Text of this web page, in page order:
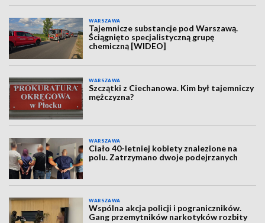
WARSZAWA
Tajemnicze substancje pod Warszawą.
Ściągnięto specjalistyczną grupę
chemiczną [WIDEO]
WARSZAWA
Szczątki z Ciechanowa. Kim był tajemniczy
mężczyzna?
WARSZAWA
Ciało 40-letniej kobiety znalezione na
polu. Zatrzymano dwoje podejrzanych
WARSZAWA
Wspólna akcja policji i pograniczników.
Gang przemytników narkotyków rozbity